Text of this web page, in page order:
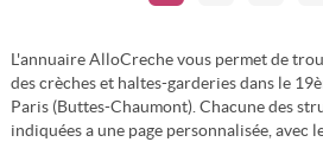
L'annuaire AlloCreche vous permet de
des crèches et haltes-garderies dans le
Paris (Buttes-Chaumont). Chacune des
indiquées a une page personnalisée, avec